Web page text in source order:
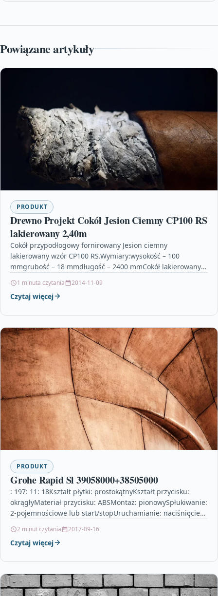
Powiązane artykuły
PRODUKT
Drewno Projekt Cokół Jesion Ciemny CP100 RS
lakierowany 2,40m
Cokół przypodłogowy fornirowany Jesion ciemny
lakierowany wzór CP100 RS.Wymiary:wysokość – 100
mmgrubość – 18 mmdługość – 2400 mmCokół lakierowany
1 minuta czytania 2014-11-09
Czytaj więcej
PRODUKT
Grohe Rapid Sl 39058000+38505000
: 197: 11: 18Kształt płytki: prostokątnyKształt przycisku:
okrągłyMateriał przycisku: ABSMontaż: pionowySpłukiwanie:
2-pojemnościowe lub start/stopUruchamianie: naciśnięcie
pneumatycznego: zaworu spłukującego AV1Powłoka…
2 minut czytania 2017-09-16
Czytaj więcej